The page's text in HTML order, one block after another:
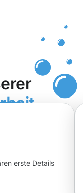
erste Details